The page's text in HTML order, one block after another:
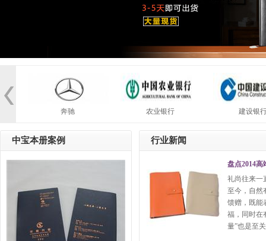
奔驰 农业银行 建设银行
中宝本册案例 行业新闻
盘点2014
礼尚往来一
至今，自然
馈赠，既能
福，同时在
量”也是至